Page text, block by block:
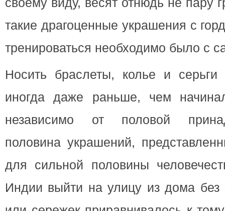
такие драгоценные украшения с
тренироваться необходимо было с
Носить браслеты, колье и
иногда даже раньше, чем
независимо от половой
половина украшений,
для сильной половины
Индии выйти на улицу из дома без